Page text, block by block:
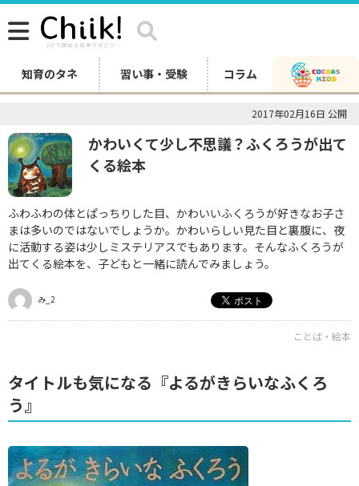
知育のタネ 習い事・受験 コラム
2017年02月16日 公開
かわいくて少し不思議？ふくろうが出て
くる絵本
ふわふわの体とぱっちりした目、かわいいふくろうが好きなお子さ
まは多いのではないでしょうか。かわいらしい見た目と裏腹に、夜
に活動する姿は少しミステリアスでもあります。そんなふくろうが
出てくる絵本を、子どもと一緒に読んでみましょう。
み_2
ことば・絵本
タイトルも気になる『よるがきらいなふくろ
う』